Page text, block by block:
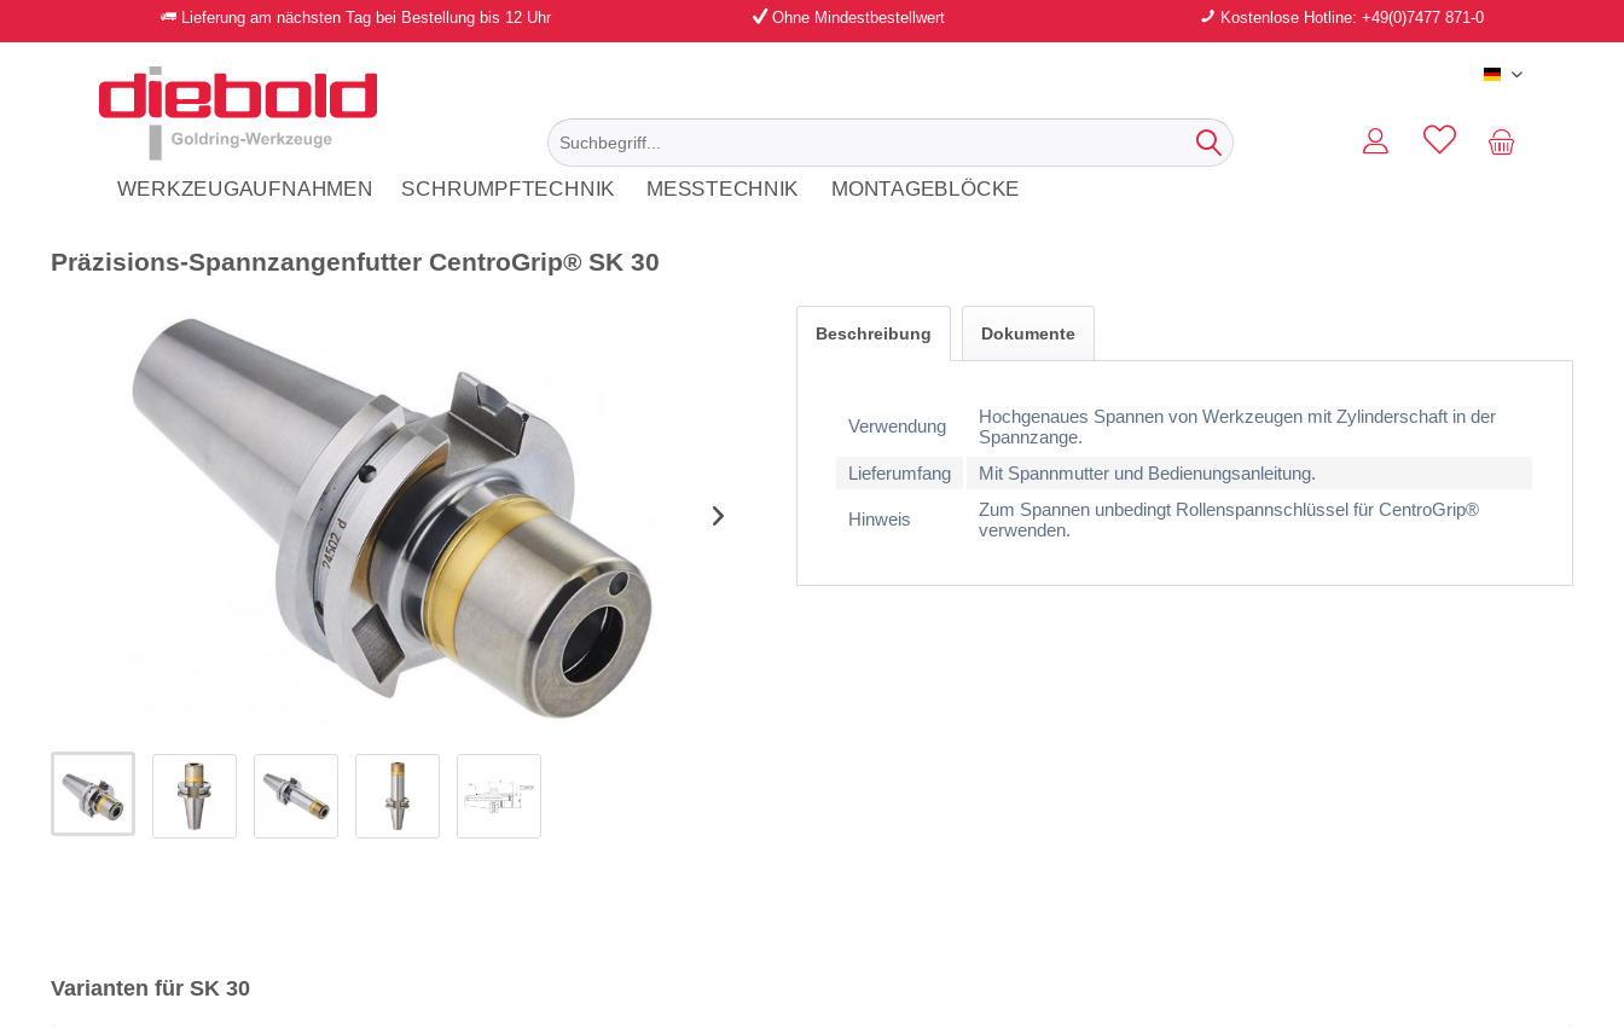
Lieferung am nächsten Tag bei Bestellung bis 12 Uhr Ohne Mindestbestellwert Kostenlose Hotline: +49(0)7477 871-0
Deutsch
WERKZEUGAUFNAHMEN SCHRUMPFTECHNIK MESSTECHNIK MONTAGEBLÖCKE
Präzisions-Spannzangenfutter CentroGrip® SK 30
Beschreibung Dokumente
Verwendung
Hochgenaues Spannen von Werkzeugen mit Zylinderschaft in der
Spannzange.
Lieferumfang
Mit Spannmutter und Bedienungsanleitung.
Hinweis
Zum Spannen unbedingt Rollenspannschlüssel für CentroGrip®
verwenden.
Varianten für SK 30